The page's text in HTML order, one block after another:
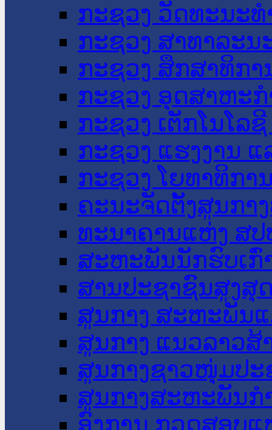
ກະຊວງ ວັດທະນະ
ກະຊວງ ສາທາລະນ
ກະຊວງ ສຶກສາທິກາ
ກະຊວງ ອຸດສາຫະ
ກະຊວງ ເຕັກໂນໂລ
ກະຊວງ ແຮງງານ
ກະຊວງ ໂຍທາທິກາ
ຄະນະຈັດຕັ້ງສູນກາ
ທະນາຄານແຫ່ງ ສປ
ສະຫະພັນນັກຮົບເກົ່
ສານປະຊາຊົນສູງສຸ
ສູນກາງ ສະຫະພັນ
ສູນກາງ ແນວລາວສ້
ສູນກາງຊາວໜຸ່ມປະ
ສູນກາງສະຫະພັນກ
ອົງການ ກວດສອບແ